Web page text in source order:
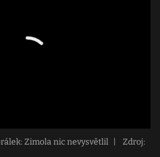
Zimola nic nevysvětlil
Zdroj: